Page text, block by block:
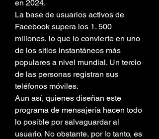
en 2024.
La base de usuarios activos de
Facebook supera los 1. 500
millones, lo que lo convierte en uno
de los sitios instantáneos más
populares a nivel mundial. Un tercio
de las personas registran sus
teléfonos móviles.
Aun así, quienes diseñan este
programa de mensajería hacen todo
lo posible por salvaguardar al
usuario. No obstante, por lo tanto, es